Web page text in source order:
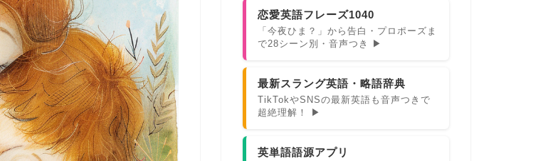
恋愛英語フレーズ1040
「今夜ひま？」から告白・プロポーズま
で28シーン別・音声つき ▶
最新スラング英語・略語辞典
TikTokやSNSの最新英語も音声つきで
超絶理解！ ▶
英単語語源アプリ